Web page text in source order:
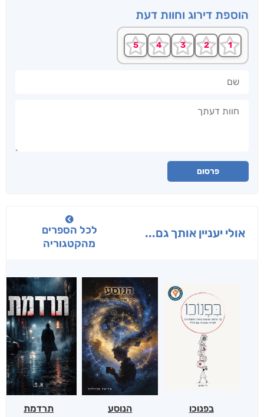
הוספת דירוג וחוות דעת
פרסום
אולי יעניין אותך גם...
לכל הספרים
מהקטגוריה
בפנוכו הנוסע תרדמת